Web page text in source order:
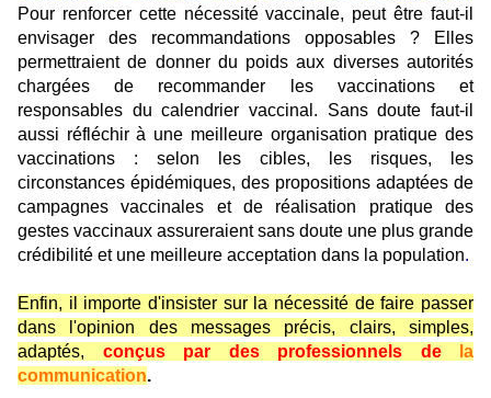
Pour renforcer cette nécessité vaccinale, peut être faut-il
envisager des recommandations opposables ? Elles
permettraient de donner du poids aux diverses autorités
chargées de recommander les vaccinations et
responsables du calendrier vaccinal. Sans doute faut-il
aussi réfléchir à une meilleure organisation pratique des
vaccinations : selon les cibles, les risques, les
circonstances épidémiques, des propositions adaptées de
campagnes vaccinales et de réalisation pratique des
gestes vaccinaux assureraient sans doute une plus grande
crédibilité et une meilleure acceptation dans la population.
Enfin, il importe d'insister sur la nécessité de faire passer
dans l'opinion des messages précis, clairs, simples,
adaptés, conçus par des professionnels de
la
communication.